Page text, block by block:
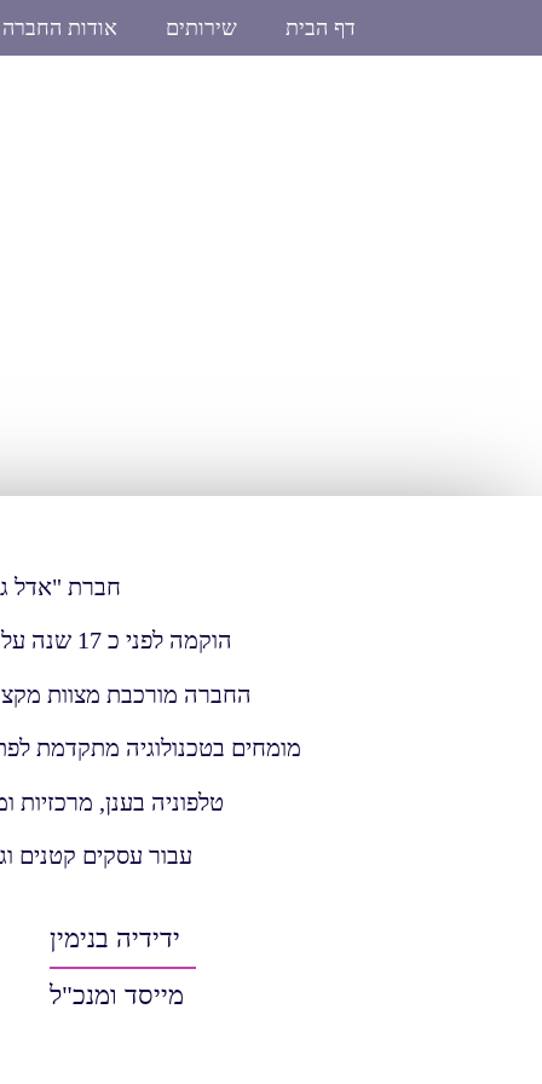
דף הבית שירותים אודות החברה
חברת "אדל
הוקמה לפני כ 17 שנה על ידי ידידיה בנימין,
החברה מורכבת מצוות
מומחים בטכנולוגיה מתקדמת
טלפוניה בענן, מרכזיות
עבור עסקים קטנים
ידידיה בנימין
מייסד ומנכ"ל